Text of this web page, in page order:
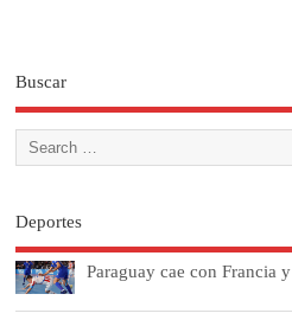
Buscar
Deportes
Paraguay cae con Francia